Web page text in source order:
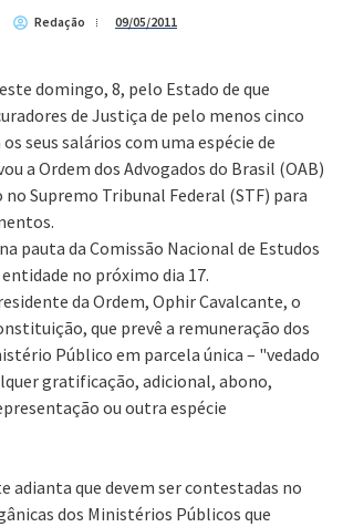
Redação 09/05/2011
domingo, 8, pelo Estado de que
de Justiça de pelo menos cinco
seus salários com uma espécie de
a Ordem dos Advogados do Brasil (OAB)
Supremo Tribunal Federal (STF) para
pauta da Comissão Nacional de Estudos
no próximo dia 17.
da Ordem, Ophir Cavalcante, o
que prevê a remuneração dos
Público em parcela única – "vedado
gratificação, adicional, abono,
ou outra espécie
adianta que devem ser contestadas no
dos Ministérios Públicos que